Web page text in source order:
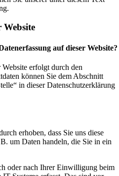
Website
auf dieser Website?
erfolgt durch den
können Sie dem Abschnitt
in dieser Datenschutzerklärung
erhoben, dass Sie uns diese
um Daten handeln, die Sie in ein
oder nach Ihrer Einwilligung beim